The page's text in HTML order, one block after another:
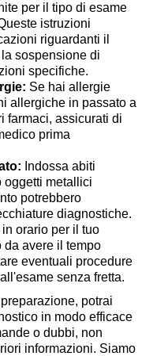
per il tipo di esame
istruzioni
riguardanti il
sospensione di
specifiche.
Se hai allergie
allergiche in passato a
farmaci, assicurati di
prima
Indossa abiti
oggetti metallici
potrebbero
diagnostiche.
orario per il tuo
da avere il tempo
eventuali procedure
senza fretta.
potrai
in modo efficace
o dubbi, non
informazioni. Siamo